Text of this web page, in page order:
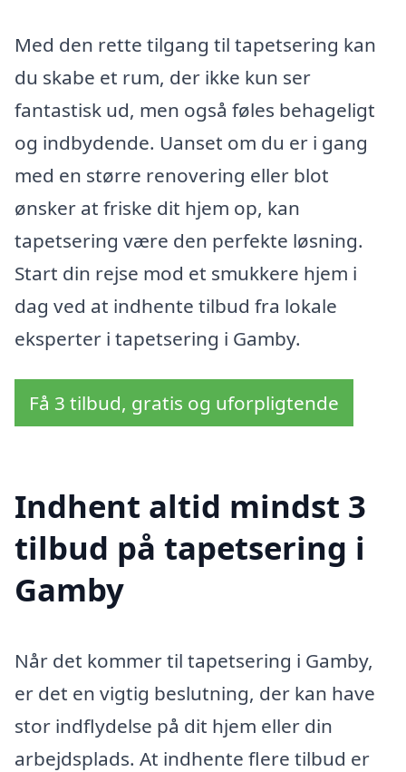
Med den rette tilgang til tapetsering kan
du skabe et rum, der ikke kun ser
fantastisk ud, men også føles behageligt
og indbydende. Uanset om du er i gang
med en større renovering eller blot
ønsker at friske dit hjem op, kan
tapetsering være den perfekte løsning.
Start din rejse mod et smukkere hjem i
dag ved at indhente tilbud fra lokale
eksperter i tapetsering i Gamby.
Få 3 tilbud, gratis og uforpligtende
Indhent altid mindst 3
tilbud på tapetsering i
Gamby
Når det kommer til tapetsering i Gamby,
er det en vigtig beslutning, der kan have
stor indflydelse på dit hjem eller din
arbejdsplads. At indhente flere tilbud er